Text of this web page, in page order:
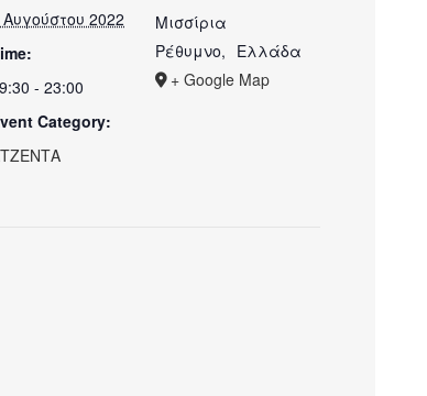
2022
- 23:00
Category:
Μισσίρια
Ρέθυμνο, Ελλάδα
+ Google Map